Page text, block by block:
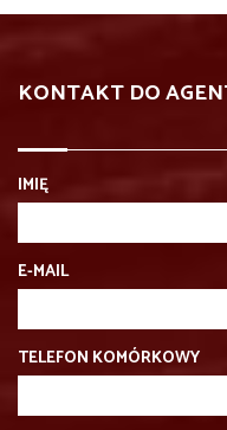
KONTAKT DO
IMIĘ
E-MAIL
TELEFON KOMÓRKOWY